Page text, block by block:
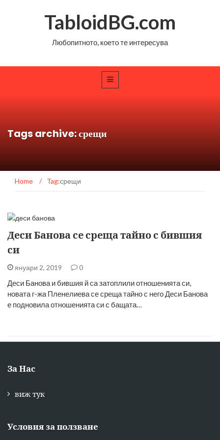
TabloidBG.com
Любопитното, което те интересува
Tags archive: срещи
Home / Tag:срещи
Деси Банова се среща тайно с бившия
си
януари 2, 2019 0
Деси Банова и бившия й са затоплили отношенията си,
новата г-жа Пленелиева се среща тайно с него Деси Банова
е подновила отношенията си с бащата…
За Нас
виж тук
Условия за ползване